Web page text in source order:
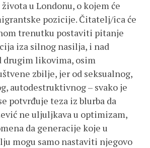
u Londonu, o kojem će
pozicije. Čitatelj/ica će
trenutku postaviti pitanje
iza silnog nasilja, i nad
drugim likovima, osim
zbilje, jer od seksualnog,
autodestruktivnog – svako je
potvrđuje teza iz blurba da
ne uljuljkava u optimizam,
da generacije koje u
mogu samo nastaviti njegovo